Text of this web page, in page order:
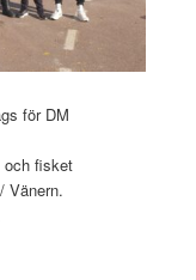
för DM
och fisket
Vänern.